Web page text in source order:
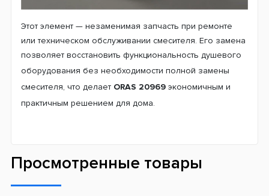
Этот элемент — незаменимая запчасть при ремонте
или техническом обслуживании смесителя. Его замена
позволяет восстановить функциональность душевого
оборудования без необходимости полной замены
смесителя, что делает ORAS 20969 экономичным и
практичным решением для дома.
Просмотренные товары